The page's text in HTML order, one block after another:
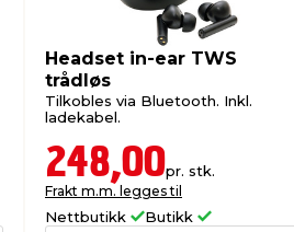
Headset in-ear TWS
trådløs
Tilkobles via Bluetooth. Inkl.
ladekabel.
248,00pr. stk.
Frakt m.m. legges til
Nettbutikk Butikk